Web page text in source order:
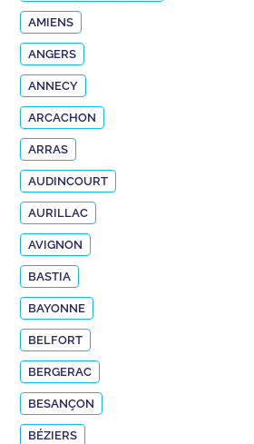
AMIENS
ANGERS
ANNECY
ARCACHON
ARRAS
AUDINCOURT
AURILLAC
AVIGNON
BASTIA
BAYONNE
BELFORT
BERGERAC
BESANÇON
BÉZIERS